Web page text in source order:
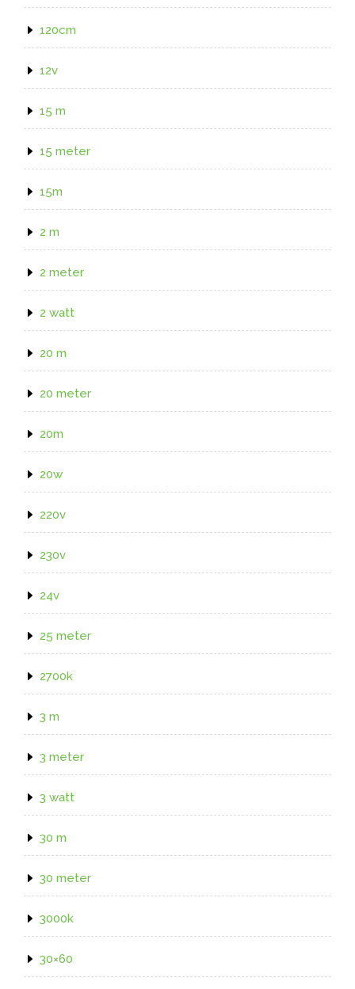
120cm
12v
15 m
15 meter
15m
2 m
2 meter
2 watt
20 m
20 meter
20m
20w
220v
230v
24v
25 meter
2700k
3 m
3 meter
3 watt
30 m
30 meter
3000k
30×60